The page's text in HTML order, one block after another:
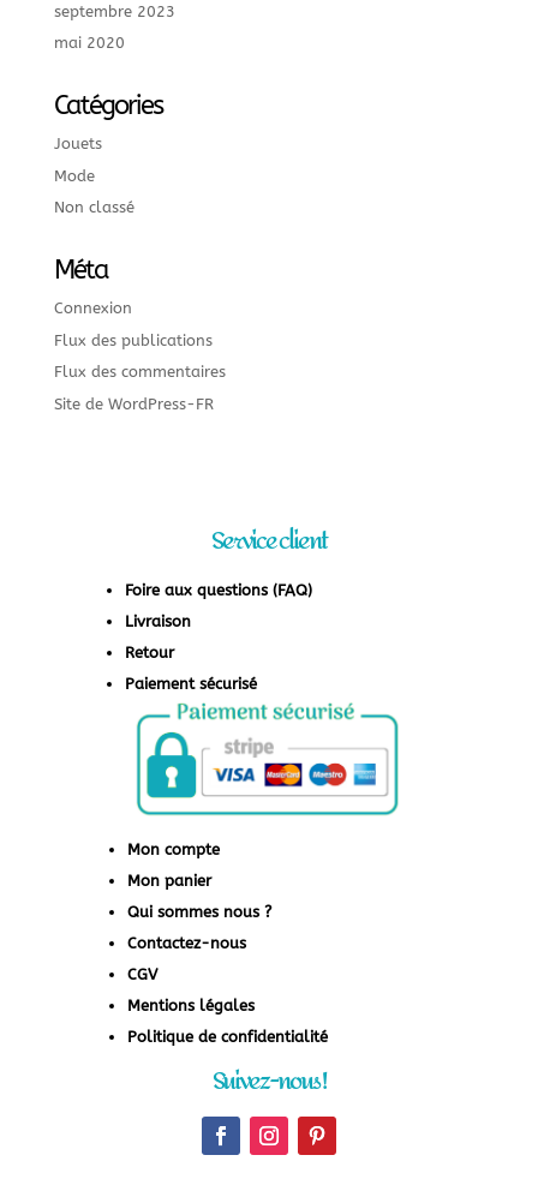
septembre 2023
mai 2020
Catégories
Jouets
Mode
Non classé
Méta
Connexion
Flux des publications
Flux des commentaires
Site de WordPress-FR
Service client
Foire aux questions (FAQ)
Livraison
Retour
Paiement sécurisé
Mon compte
Mon panier
Qui sommes nous ?
Contactez-nous
CGV
Mentions légales
Politique de confidentialité
Suivez-nous !